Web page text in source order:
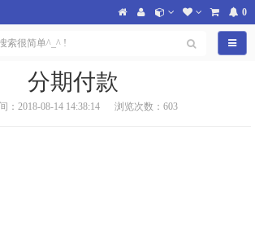
0
导航
分期付款
：2018-08-14 14:38:14 浏览次数：603